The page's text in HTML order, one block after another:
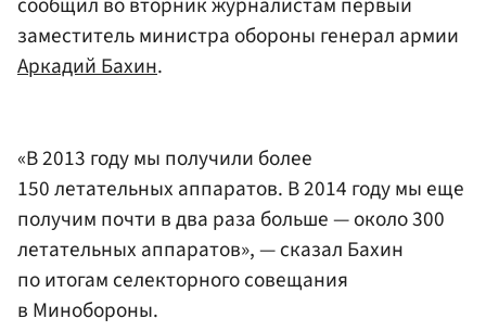
заместитель министра обороны генерал армии
Аркадий Бахин.
«В 2013 году мы получили более
150 летательных аппаратов. В 2014 году мы еще
получим почти в два раза больше — около 300
летательных аппаратов», — сказал Бахин
по итогам селекторного совещания
в Минобороны.